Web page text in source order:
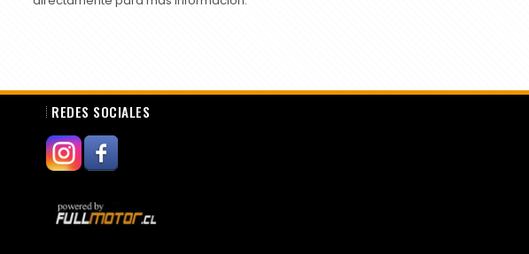
REDES SOCIALES